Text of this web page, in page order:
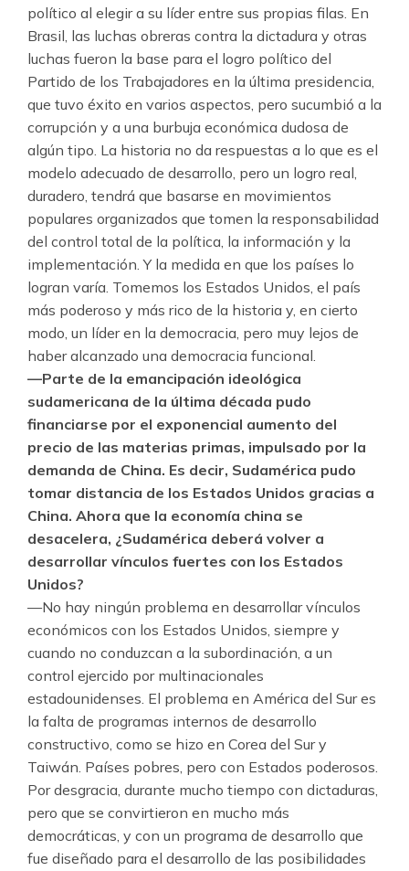
político al elegir a su líder entre sus propias filas. En
Brasil, las luchas obreras contra la dictadura y otras
luchas fueron la base para el logro político del
Partido de los Trabajadores en la última presidencia,
que tuvo éxito en varios aspectos, pero sucumbió a la
corrupción y a una burbuja económica dudosa de
algún tipo. La historia no da respuestas a lo que es el
modelo adecuado de desarrollo, pero un logro real,
duradero, tendrá que basarse en movimientos
populares organizados que tomen la responsabilidad
del control total de la política, la información y la
implementación. Y la medida en que los países lo
logran varía. Tomemos los Estados Unidos, el país
más poderoso y más rico de la historia y, en cierto
modo, un líder en la democracia, pero muy lejos de
haber alcanzado una democracia funcional.
—Parte de la emancipación ideológica
sudamericana de la última década pudo
financiarse por el exponencial aumento del
precio de las materias primas, impulsado por la
demanda de China. Es decir, Sudamérica pudo
tomar distancia de los Estados Unidos gracias a
China. Ahora que la economía china se
desacelera, ¿Sudamérica deberá volver a
desarrollar vínculos fuertes con los Estados
Unidos?
—No hay ningún problema en desarrollar vínculos
económicos con los Estados Unidos, siempre y
cuando no conduzcan a la subordinación, a un
control ejercido por multinacionales
estadounidenses. El problema en América del Sur es
la falta de programas internos de desarrollo
constructivo, como se hizo en Corea del Sur y
Taiwán. Países pobres, pero con Estados poderosos.
Por desgracia, durante mucho tiempo con dictaduras,
pero que se convirtieron en mucho más
democráticas, y con un programa de desarrollo que
fue diseñado para el desarrollo de las posibilidades